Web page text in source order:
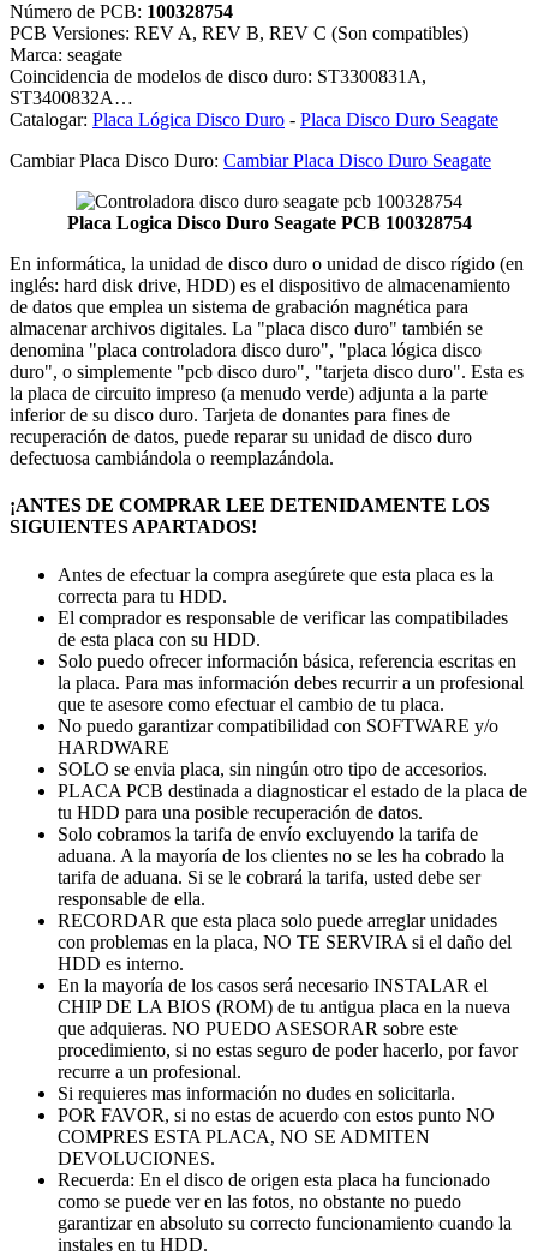
Número de PCB: 100328754
PCB Versiones: REV A, REV B, REV C (Son compatibles)
Marca: seagate
Coincidencia de modelos de disco duro: ST3300831A,
ST3400832A…
Catalogar: Placa Lógica Disco Duro - Placa Disco Duro Seagate
Cambiar Placa Disco Duro: Cambiar Placa Disco Duro Seagate
Placa Logica Disco Duro Seagate PCB 100328754
En informática, la unidad de disco duro o unidad de disco rígido (en
inglés: hard disk drive, HDD) es el dispositivo de almacenamiento
de datos que emplea un sistema de grabación magnética para
almacenar archivos digitales. La "placa disco duro" también se
denomina "placa controladora disco duro", "placa lógica disco
duro", o simplemente "pcb disco duro", "tarjeta disco duro". Esta es
la placa de circuito impreso (a menudo verde) adjunta a la parte
inferior de su disco duro. Tarjeta de donantes para fines de
recuperación de datos, puede reparar su unidad de disco duro
defectuosa cambiándola o reemplazándola.
¡ANTES DE COMPRAR LEE DETENIDAMENTE LOS
SIGUIENTES APARTADOS!
Antes de efectuar la compra asegúrete que esta placa es la
correcta para tu HDD.
El comprador es responsable de verificar las compatibilades
de esta placa con su HDD.
Solo puedo ofrecer información básica, referencia escritas en
la placa. Para mas información debes recurrir a un profesional
que te asesore como efectuar el cambio de tu placa.
No puedo garantizar compatibilidad con SOFTWARE y/o
HARDWARE
SOLO se envia placa, sin ningún otro tipo de accesorios.
PLACA PCB destinada a diagnosticar el estado de la placa de
tu HDD para una posible recuperación de datos.
Solo cobramos la tarifa de envío excluyendo la tarifa de
aduana. A la mayoría de los clientes no se les ha cobrado la
tarifa de aduana. Si se le cobrará la tarifa, usted debe ser
responsable de ella.
RECORDAR que esta placa solo puede arreglar unidades
con problemas en la placa, NO TE SERVIRA si el daño del
HDD es interno.
En la mayoría de los casos será necesario INSTALAR el
CHIP DE LA BIOS (ROM) de tu antigua placa en la nueva
que adquieras. NO PUEDO ASESORAR sobre este
procedimiento, si no estas seguro de poder hacerlo, por favor
recurre a un profesional.
Si requieres mas información no dudes en solicitarla.
POR FAVOR, si no estas de acuerdo con estos punto NO
COMPRES ESTA PLACA, NO SE ADMITEN
DEVOLUCIONES.
Recuerda: En el disco de origen esta placa ha funcionado
como se puede ver en las fotos, no obstante no puedo
garantizar en absoluto su correcto funcionamiento cuando la
instales en tu HDD.